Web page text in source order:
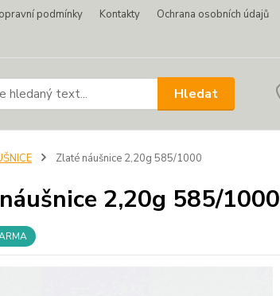
podmínky Kontakty Ochrana osobních údajů
Hledat
Zlaté náušnice 2,20g 585/1000
2,20g 585/1000